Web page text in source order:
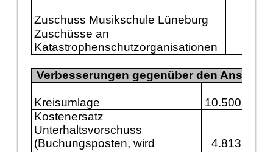
Zuschuss Musikschule Lüneburg
Zuschüsse an
Katastrophenschutzorganisationen
Verbesserungen gegenüber den
Kreisumlage
10.500.000
Kostenersatz
Unterhaltsvorschuss
(Buchungsposten, wird
4.813.000